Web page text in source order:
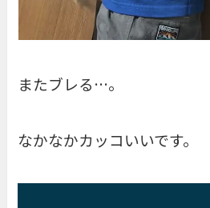
またブレる…。
なかなかカッコいいです。